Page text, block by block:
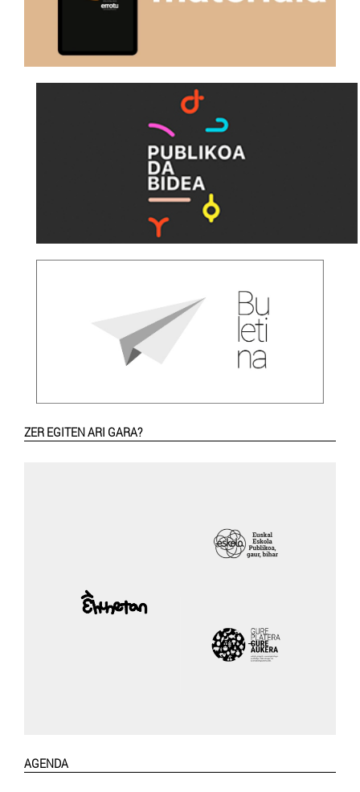
ZER EGITEN ARI GARA?
AGENDA